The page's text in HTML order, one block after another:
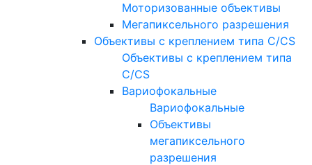
Моторизованные объективы
Мегапиксельного разрешения
Объективы с креплением типа C/CS
Объективы с креплением типа
C/CS
Вариофокальные
Вариофокальные
Объективы
мегапиксельного
разрешения